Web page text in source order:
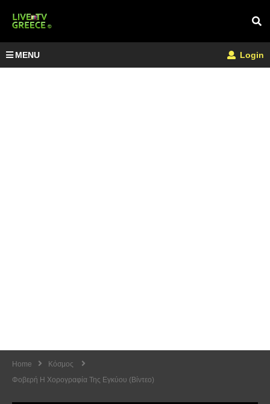
MENU Login
Home
Κόσμος
Φοβερή Η Χορογραφία Της Εγκύου (Βίντεο)